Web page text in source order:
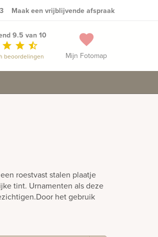
Maak een vrijblijvende afspraak
favorite
Mijn Fotomap
9.5 van 10
star star star_half
beoordelingen
roestvast stalen plaatje
tint. Urnamenten als deze
het gebruik